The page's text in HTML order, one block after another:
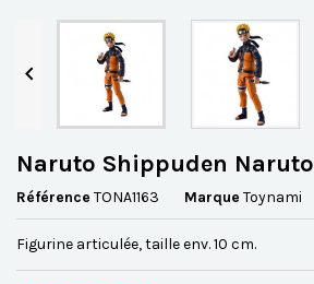

Naruto Shippuden Naruto
Référence TONA1163 Marque Toynami
Figurine articulée, taille env. 10 cm.